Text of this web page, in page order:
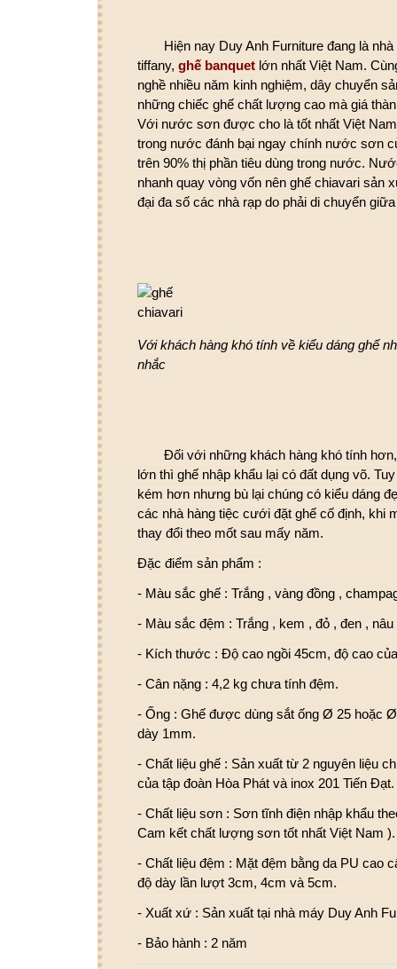
Hiện nay Duy Anh Furniture đang là nhà
tiffany, ghế banquet lớn nhất Việt Nam.
nghề nhiều năm kinh nghiệm, dây chuyển
những chiếc ghế chất lượng cao mà giá
Với nước sơn được cho là tốt nhất Việt
trong nước đánh bại ngay chính nước sơn
trên 90% thị phần tiêu dùng trong nước.
nhanh quay vòng vốn nên ghế chiavari sản
đại đa số các nhà rạp do phải di chuyển
Với khách hàng khó tính về kiểu dáng ghế
nhắc
Đối với những khách hàng khó tính hơn,
lớn thì ghế nhập khẩu lại có đất dụng võ.
kém hơn nhưng bù lại chúng có kiểu dáng
các nhà hàng tiệc cưới đặt ghế cố định, khi
thay đổi theo mốt sau mấy năm.
Đặc điểm sản phẩm :
- Màu sắc ghế : Trắng , vàng đồng ,
- Màu sắc đệm : Trắng , kem , đỏ , đen , nâu
- Kích thước : Độ cao ngồi 45cm, độ cao
- Cân nặng : 4,2 kg chưa tính đệm.
- Ống : Ghế được dùng sắt ống Ø 25 hoặc
dày 1mm.
- Chất liệu ghế : Sản xuất từ 2 nguyên liệu
của tập đoàn Hòa Phát và inox 201 Tiến Đạt.
- Chất liệu sơn : Sơn tĩnh điện nhập khẩu
Cam kết chất lượng sơn tốt nhất Việt Nam ).
- Chất liệu đệm : Mặt đệm bằng da PU cao
độ dày lần lượt 3cm, 4cm và 5cm.
- Xuất xứ : Sản xuất tại nhà máy Duy Anh
- Bảo hành : 2 năm